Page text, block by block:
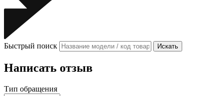
Быстрый поиск Искать
Написать отзыв
Тип обращения